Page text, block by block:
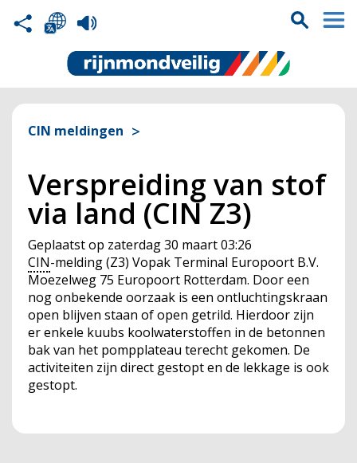
CIN meldingen
Verspreiding van stof
via land (CIN Z3)
Geplaatst op zaterdag 30 maart 03:26
CIN-melding (Z3) Vopak Terminal Europoort B.V.
Moezelweg 75 Europoort Rotterdam. Door een
nog onbekende oorzaak is een ontluchtingskraan
open blijven staan of open getrild. Hierdoor zijn
er enkele kuubs koolwaterstoffen in de betonnen
bak van het pompplateau terecht gekomen. De
activiteiten zijn direct gestopt en de lekkage is ook
gestopt.